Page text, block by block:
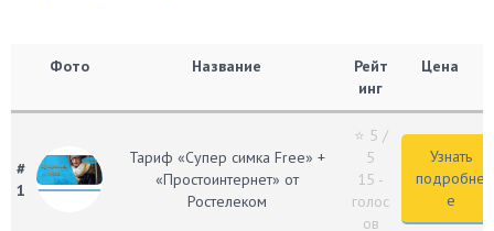
Фото Название
Рейт
инг
Цена
#
1
Тариф «Супер симка Free» +
«Простоинтернет» от
Ростелеком
⭐ 5 /
5
15 -
голос
ов
Узнать
подробне
е